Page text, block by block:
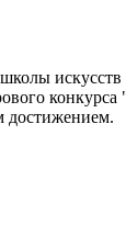
достижением.